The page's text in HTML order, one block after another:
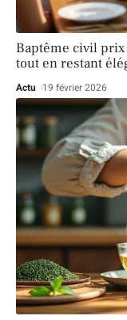
Baptême civil
tout en restant
Actu 19 février 2026